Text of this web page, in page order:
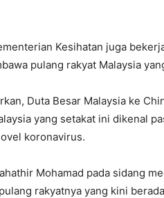
Kesihatan juga
pulang rakyat Malaysia
Duta Besar Malaysia ke
yang setakat ini dikenal
koronavirus.
Mohamad pada sidang
rakyatnya yang kini